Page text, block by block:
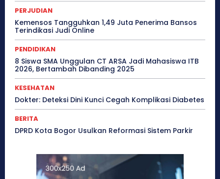
PERJUDIAN
Kemensos Tangguhkan 1,49 Juta Penerima Bansos
Terindikasi Judi Online
PENDIDIKAN
8 Siswa SMA Unggulan CT ARSA Jadi Mahasiswa ITB
2026, Bertambah Dibanding 2025
KESEHATAN
Dokter: Deteksi Dini Kunci Cegah Komplikasi Diabetes
BERITA
DPRD Kota Bogor Usulkan Reformasi Sistem Parkir